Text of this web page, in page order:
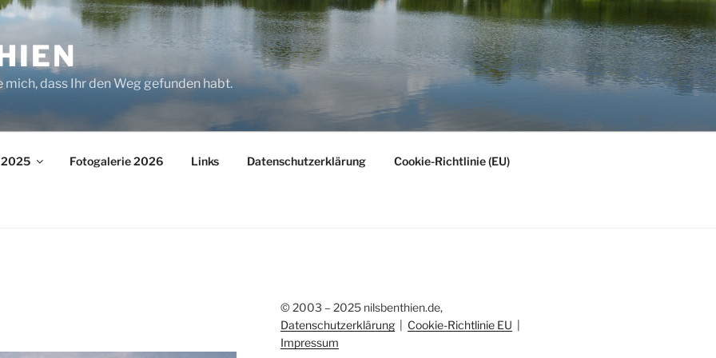
dass Ihr den Weg gefunden habt.
2025 Fotogalerie 2026 Links Datenschutzerklärung Cookie-Richtlinie (EU)
© 2003 – 2025 nilsbenthien.de,
Datenschutzerklärung| Cookie-Richtlinie EU
Impressum